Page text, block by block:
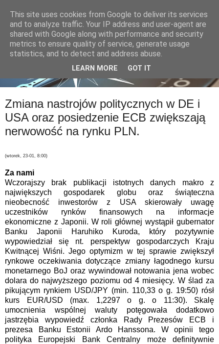
Zmiana nastrojów politycznych w DE i
USA oraz posiedzenie ECB zwiększają
nerwowość na rynku PLN.
(wtorek, 23-01, 8:00)
Za nami
Wczorajszy brak publikacji istotnych danych makro z
największych gospodarek globu oraz świąteczna
nieobecność inwestorów z USA skierowały uwagę
uczestników rynków finansowych na informacje
ekonomiczne z Japonii. W roli głównej wystąpił gubernator
Banku Japonii Haruhiko Kuroda, który pozytywnie
wypowiedział się
nt. perspektyw gospodarczych Kraju
Kwitnącej Wiśni. Jego optymizm w tej sprawie zwiększył
rynkowe oczekiwania dotyczące zmiany łagodnego kursu
monetarnego BoJ oraz wywindował notowania jena wobec
dolara do najwyższego poziomu od 4 miesięcy. W ślad za
pikującym rynkiem USD/JPY (min. 110,33 o g. 19:50) rósł
kurs
EUR/USD (max. 1,2297 o g. o 11:30). Skalę
umocnienia wspólnej waluty potęgowała dodatkowo
jastrzębia wypowiedź członka Rady Prezesów ECB i
prezesa Banku Estonii Ardo Hanssona. W opinii tego
polityka Europejski Bank Centralny może definitywnie
This site uses cookies from Google to deliver its services
and to analyze traffic. Your IP address and user-agent are
shared with Google along with performance and security
metrics to ensure quality of service, generate usage
statistics, and to detect and address abuse.
LEARN MORE GOT IT